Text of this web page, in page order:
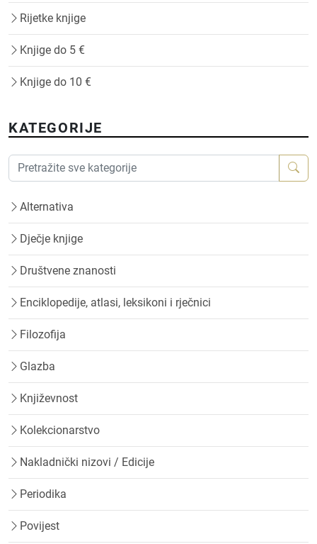
Rijetke knjige
Knjige do 5 €
Knjige do 10 €
KATEGORIJE
Alternativa
Dječje knjige
Društvene znanosti
Enciklopedije, atlasi, leksikoni i rječnici
Filozofija
Glazba
Književnost
Kolekcionarstvo
Nakladnički nizovi / Edicije
Periodika
Povijest